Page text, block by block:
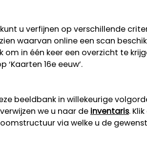
u verfijnen op verschillende
waarvan online een scan
om in één keer een overzicht te
16e eeuw’.
beeldbank in willekeurige
we u naar de inventaris.
via welke u de